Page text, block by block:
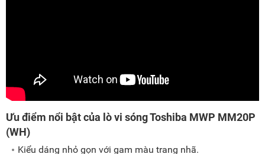
Ưu điểm nổi bật của lò vi sóng Toshiba MWP MM20P
(WH)
Kiểu dáng nhỏ gọn với gam màu trang nhã.